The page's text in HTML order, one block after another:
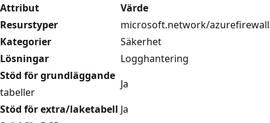
Attribut
Värde
Resurstyper
microsoft.network/
Kategorier
Säkerhet
Lösningar
Logghantering
Stöd för grundläggande
tabeller
Ja
Stöd för extra/laketabell Ja